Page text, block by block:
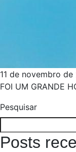
11 de novembro de
FOI UM GRANDE
Pesquisar
Posts